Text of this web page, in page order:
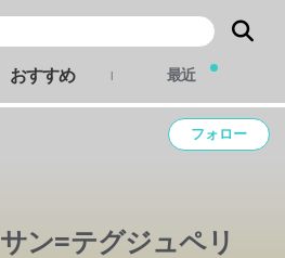
おすすめ 最近
フォロー
サン=テグジュペリ